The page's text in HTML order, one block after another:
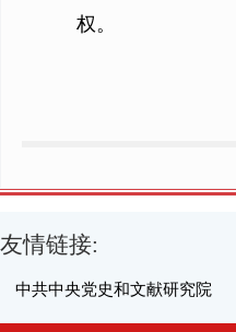
权。
友情链接:
中共中央党史和文献研究院